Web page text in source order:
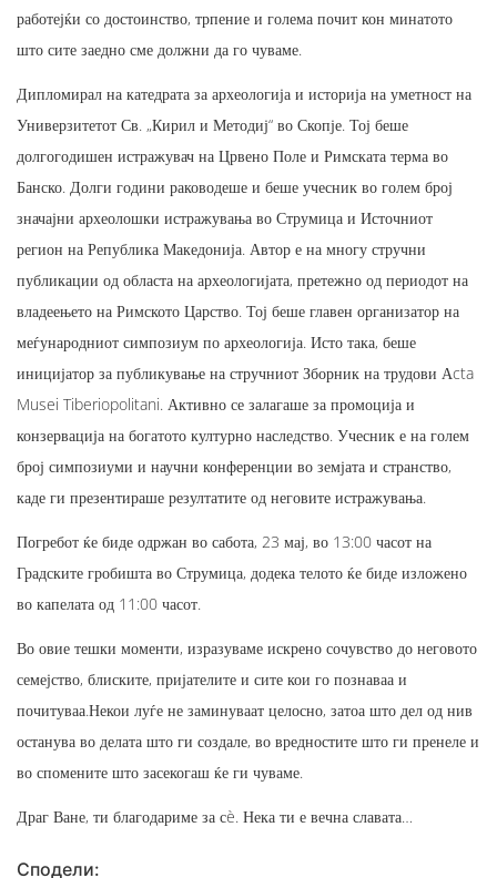
работејќи со достоинство, трпение и голема почит кон минатото
што сите заедно сме должни да го чуваме.
Дипломирал на катедрата за археологија и историја на уметност на
Универзитетот Св. „Кирил и Методиј“ во Скопје. Тој беше
долгогодишен истражувач на Црвено Поле и Римската терма во
Банско. Долги години раководеше и беше учесник во голем број
значајни археолошки истражувања во Струмица и Источниот
регион на Република Македонија. Автор е на многу стручни
публикации од областа на археологијата, претежно од периодот на
владеењето на Римското Царство. Тој беше главен организатор на
меѓународниот симпозиум по археологија. Исто така, беше
иницијатор за публикување на стручниот Зборник на трудови Аcta
Musei Tiberiopolitani. Активно се залагаше за промоција и
конзервација на богатото културно наследство. Учесник е на голем
број симпозиуми и научни конференции во земјата и странство,
каде ги презентираше резултатите од неговите истражувања.
Погребот ќе биде одржан во сабота, 23 мај, во 13:00 часот на
Градските гробишта во Струмица, додека телото ќе биде изложено
во капелата од 11:00 часот.
Во овие тешки моменти, изразуваме искрено сочувство до неговото
семејство, блиските, пријателите и сите кои го познаваа и
почитуваа.Некои луѓе не заминуваат целосно, затоа што дел од нив
останува во делата што ги создале, во вредностите што ги пренеле и
во спомените што засекогаш ќе ги чуваме.
Драг Ване, ти благодариме за сè. Нека ти е вечна славата…
Сподели: